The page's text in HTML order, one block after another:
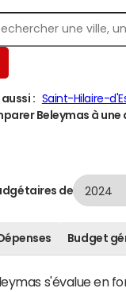
: Saint-Hilaire-
Beleymas à une
de
Dépenses Budget
s'évalue en